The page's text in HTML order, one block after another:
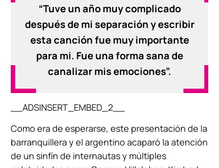
“Tuve un año muy complicado
después de mi separación y escribir
esta canción fue muy importante
para mi. Fue una forma sana de
canalizar mis emociones”.
__ADSINSERT_EMBED_2__
Como era de esperarse, este presentación de la
barranquillera y el argentino acaparó la atención
de un sinfín de internautas y múltiples